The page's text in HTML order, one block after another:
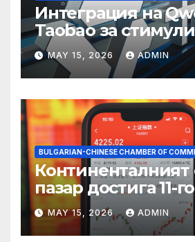
Интеграция на
Taobao за
пазаруването 618
MAY 15, 2026 ADMIN
BULGARIAN-CHINESE CHAMBER OF
пазар достига 11-
връх
MAY 15, 2026 ADMIN